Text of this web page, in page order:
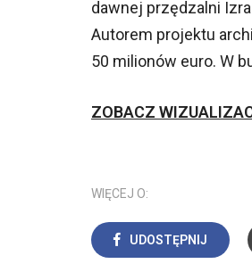
dawnej przędzalni
Autorem projektu
50 milionów euro. W
ZOBACZ
WIĘCEJ O:
UDOSTĘPNIJ